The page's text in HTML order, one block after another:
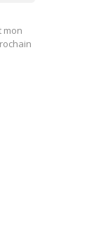
mon